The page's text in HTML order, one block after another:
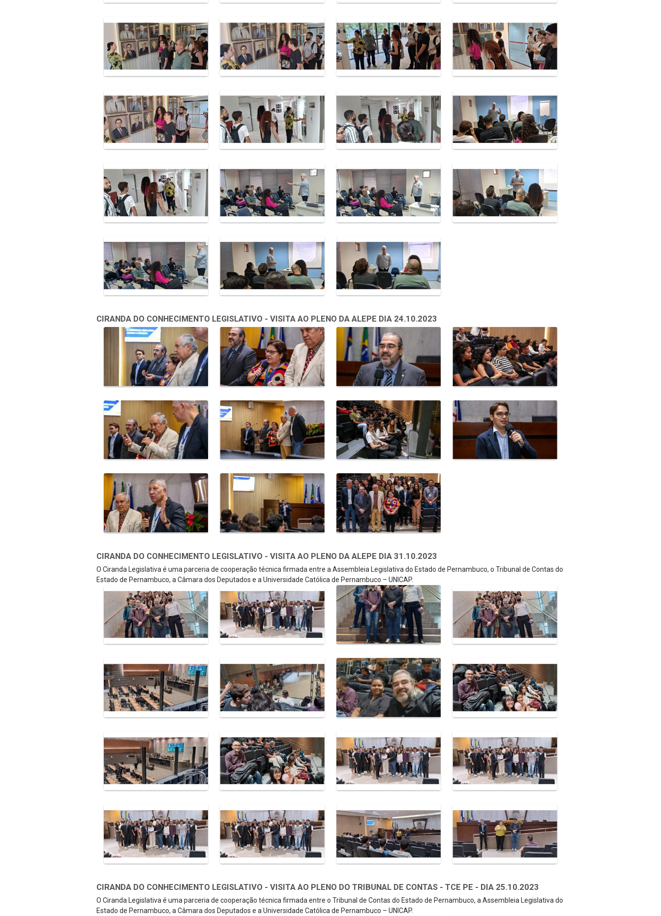
CIRANDA DO CONHECIMENTO LEGISLATIVO - VISITA AO PLENO DA ALEPE DIA 24.10.2023
Galeria de Mídias
CIRANDA DO CONHECIMENTO LEGISLATIVO - VISITA AO PLENO DA ALEPE DIA 31.10.2023
O Ciranda Legislativa é uma parceria de cooperação técnica firmada entre a Assembleia Legislativa do Estado de Pernambuco, o Tribunal de Contas do
Estado de Pernambuco, a Câmara dos Deputados e a Universidade Católica de Pernambuco – UNICAP.
Galeria de Mídias
CIRANDA DO CONHECIMENTO LEGISLATIVO - VISITA AO PLENO DO TRIBUNAL DE CONTAS - TCE PE - DIA 25.10.2023
O Ciranda Legislativa é uma parceria de cooperação técnica firmada entre o Tribunal de Contas do Estado de Pernambuco, a Assembleia Legislativa do
Estado de Pernambuco, a Câmara dos Deputados e a Universidade Católica de Pernambuco – UNICAP.